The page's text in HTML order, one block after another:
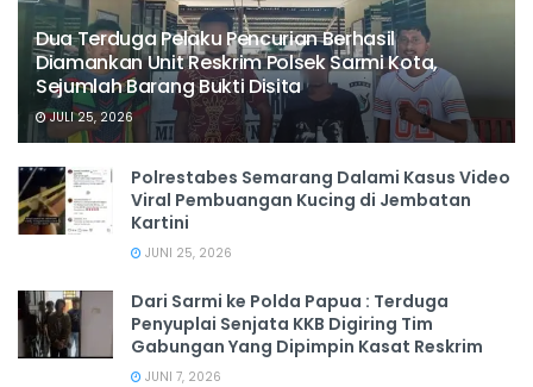
Dua Terduga Pelaku Pencurian Berhasil
Diamankan Unit Reskrim Polsek Sarmi Kota,
Sejumlah Barang Bukti Disita
JULI 25, 2026
Polrestabes Semarang Dalami Kasus Video
Viral Pembuangan Kucing di Jembatan
Kartini
JUNI 25, 2026
Dari Sarmi ke Polda Papua : Terduga
Penyuplai Senjata KKB Digiring Tim
Gabungan Yang Dipimpin Kasat Reskrim
JUNI 7, 2026